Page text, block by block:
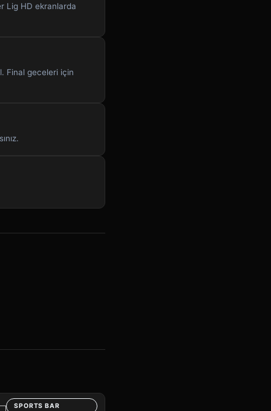
Lig HD ekranlarda
Final geceleri için
SPORTS BAR